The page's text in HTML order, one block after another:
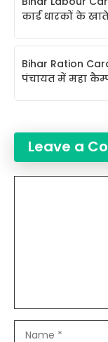
कार्ड धारकों के
Bihar Ration
पंचायत में महा
Leave a